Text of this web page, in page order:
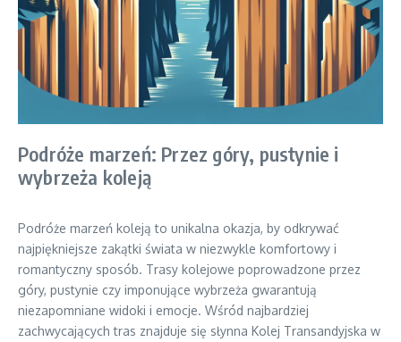
Podróże marzeń: Przez góry, pustynie i
wybrzeża koleją
Podróże marzeń koleją to unikalna okazja, by odkrywać
najpiękniejsze zakątki świata w niezwykle komfortowy i
romantyczny sposób. Trasy kolejowe poprowadzone przez
góry, pustynie czy imponujące wybrzeża gwarantują
niezapomniane widoki i emocje. Wśród najbardziej
zachwycających tras znajduje się słynna Kolej Transandyjska w